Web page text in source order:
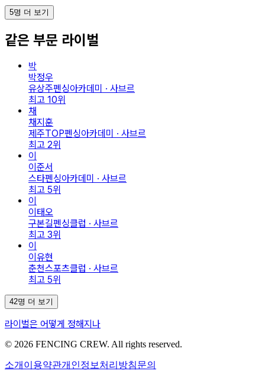
5명 더 보기
같은 부문 라이벌
박
박정우
유상주펜싱아카데미 · 사브르
최고 10위
채
채지훈
제주TOP펜싱아카데미 · 사브르
최고 2위
이
이준서
스타펜싱아카데미 · 사브르
최고 5위
이
이태오
구본길펜싱클럽 · 사브르
최고 3위
이
이유현
춘천스포츠클럽 · 사브르
최고 5위
42명 더 보기
라이벌은 어떻게 정해지나
© 2026 FENCING CREW. All rights reserved.
소개 이용약관개인정보처리방침문의